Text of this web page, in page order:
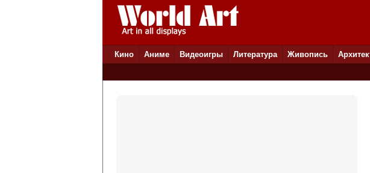
Кино Аниме Видеоигры Литература Живопись